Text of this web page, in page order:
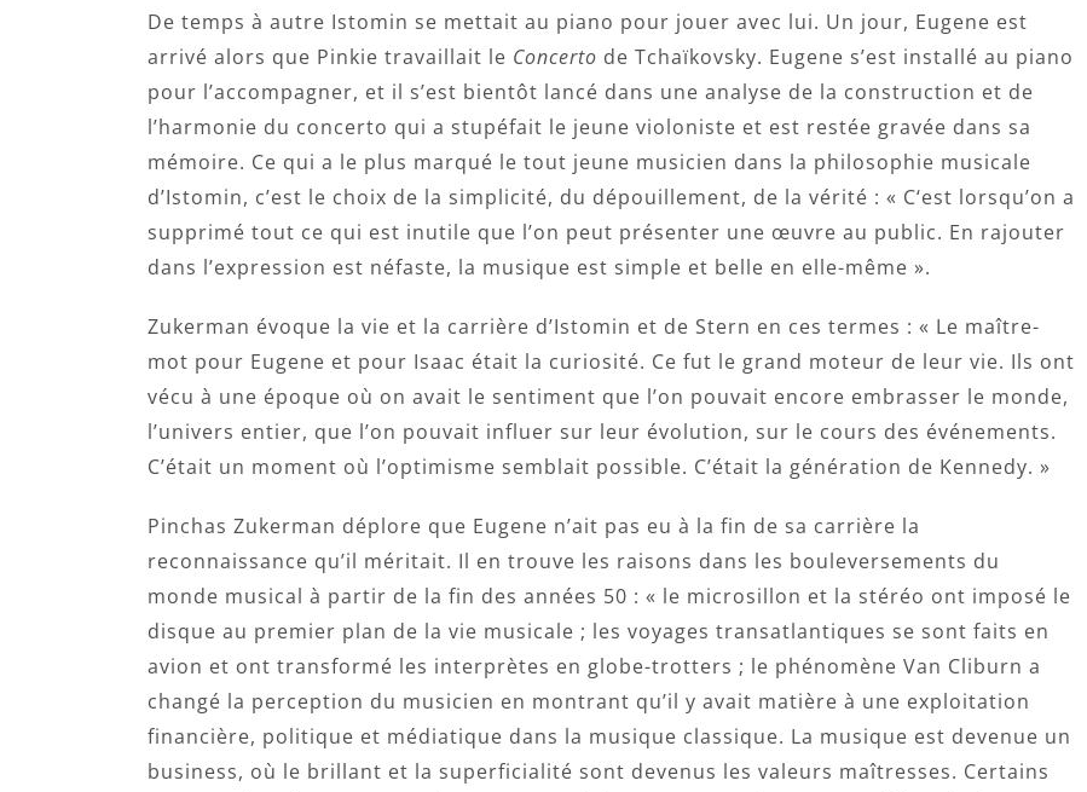
De temps à autre Istomin se mettait au piano pour jouer avec lui. Un jour, Eugene est
arrivé alors que Pinkie travaillait le Concerto de Tchaïkovsky. Eugene s’est installé au piano
pour l’accompagner, et il s’est bientôt lancé dans une analyse de la construction et de
l’harmonie du concerto qui a stupéfait le jeune violoniste et est restée gravée dans sa
mémoire. Ce qui a le plus marqué le tout jeune musicien dans la philosophie musicale
d’Istomin, c’est le choix de la simplicité, du dépouillement, de la vérité : « C‘est lorsqu’on a
supprimé tout ce qui est inutile que l’on peut présenter une œuvre au public. En rajouter
dans l’expression est néfaste, la musique est simple et belle en elle-même ».
Zukerman évoque la vie et la carrière d’Istomin et de Stern en ces termes : « Le maître-
mot pour Eugene et pour Isaac était la curiosité. Ce fut le grand moteur de leur vie. Ils ont
vécu à une époque où on avait le sentiment que l’on pouvait encore embrasser le monde,
l’univers entier, que l’on pouvait influer sur leur évolution, sur le cours des événements.
C’était un moment où l’optimisme semblait possible. C’était la génération de Kennedy. »
Pinchas Zukerman déplore que Eugene n’ait pas eu à la fin de sa carrière la
reconnaissance qu’il méritait. Il en trouve les raisons dans les bouleversements du
monde musical à partir de la fin des années 50 : « le microsillon et la stéréo ont imposé le
disque au premier plan de la vie musicale ; les voyages transatlantiques se sont faits en
avion et ont transformé les interprètes en globe-trotters ; le phénomène Van Cliburn a
changé la perception du musicien en montrant qu’il y avait matière à une exploitation
financière, politique et médiatique dans la musique classique. La musique est devenue un
business, où le brillant et la superficialité sont devenus les valeurs maîtresses. Certains